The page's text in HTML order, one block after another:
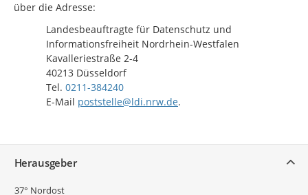
über die Adresse:
Landesbeauftragte für Datenschutz und
Informationsfreiheit Nordrhein-Westfalen
Kavalleriestraße 2-4
40213 Düsseldorf
Tel. 0211-384240
E-Mail poststelle@ldi.nrw.de.
Herausgeber
37° Nordost